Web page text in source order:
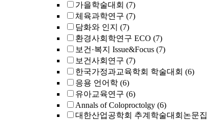
가을학술대회 (7)
체육과학연구 (7)
담화와 인지 (7)
환경사회학연구 ECO (7)
보건·복지 Issue&Focus (7)
보건사회연구 (7)
한국가정과교육학회 학술대회 (6)
응용 언어학 (6)
유아교육연구 (6)
Annals of Coloproctolgy (6)
대한산업공학회 추계학술대회논문집